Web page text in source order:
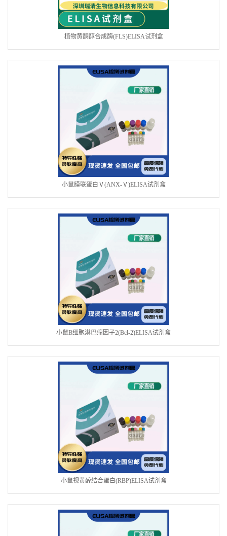
植物黄酮醇合成酶(FLS)ELISA试剂盒
小鼠膜联蛋白Ⅴ(ANX-Ⅴ)ELISA试剂盒
小鼠B细胞淋巴瘤因子2(Bcl-2)ELISA试剂盒
小鼠视黄醇结合蛋白(RBP)ELISA试剂盒